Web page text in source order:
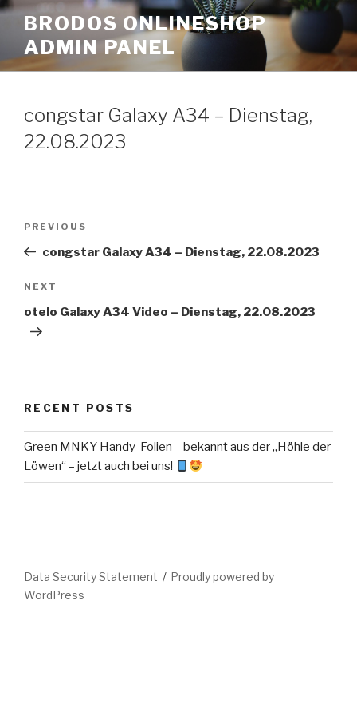
Skip
content
BRODOS ONLINESHOP
ADMIN PANEL
congstar Galaxy A34 – Dienstag,
22.08.2023
Previous
Post
PREVIOUS
congstar Galaxy A34 – Dienstag, 22.08.2023
Next
Post
NEXT
otelo Galaxy A34 Video – Dienstag, 22.08.2023
RECENT POSTS
Green MNKY Handy-Folien – bekannt aus der „Höhle der
Löwen“ – jetzt auch bei uns!
Data Security Statement
Proudly powered by
WordPress